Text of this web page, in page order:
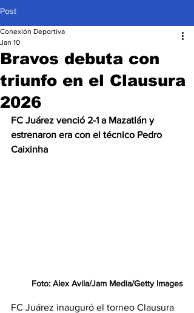
Post
Bravos debuta con
triunfo en el Clausura
2026
Conexión Deportiva
Jan 10
FC Juárez venció 2-1 a Mazatlán y
estrenaron era con el técnico Pedro
Caixinha
Foto: Alex Avila/Jam Media/Getty Images
FC Juárez inauguró el torneo Clausura